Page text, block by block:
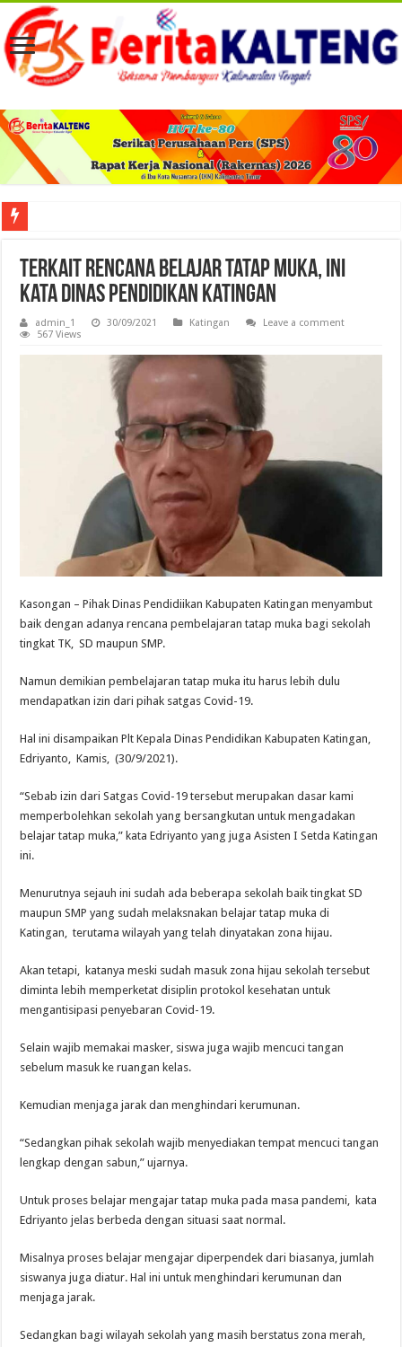
Terkait Rencana Belajar Tatap Muka, Ini
Kata Dinas Pendidikan Katingan
admin_1 30/09/2021 Katingan
Leave a comment
567 Views
Kasongan – Pihak Dinas Pendidiikan Kabupaten Katingan menyambut
baik dengan adanya rencana pembelajaran tatap muka bagi sekolah
tingkat TK, SD maupun SMP.
Namun demikian pembelajaran tatap muka itu harus lebih dulu
mendapatkan izin dari pihak satgas Covid-19.
Hal ini disampaikan Plt Kepala Dinas Pendidikan Kabupaten Katingan,
Edriyanto, Kamis, (30/9/2021).
“Sebab izin dari Satgas Covid-19 tersebut merupakan dasar kami
memperbolehkan sekolah yang bersangkutan untuk mengadakan
belajar tatap muka,” kata Edriyanto yang juga Asisten I Setda Katingan
ini.
Menurutnya sejauh ini sudah ada beberapa sekolah baik tingkat SD
maupun SMP yang sudah melaksnakan belajar tatap muka di
Katingan, terutama wilayah yang telah dinyatakan zona hijau.
Akan tetapi, katanya meski sudah masuk zona hijau sekolah tersebut
diminta lebih memperketat disiplin protokol kesehatan untuk
mengantisipasi penyebaran Covid-19.
Selain wajib memakai masker, siswa juga wajib mencuci tangan
sebelum masuk ke ruangan kelas.
Kemudian menjaga jarak dan menghindari kerumunan.
“Sedangkan pihak sekolah wajib menyediakan tempat mencuci tangan
lengkap dengan sabun,” ujarnya.
Untuk proses belajar mengajar tatap muka pada masa pandemi, kata
Edriyanto jelas berbeda dengan situasi saat normal.
Misalnya proses belajar mengajar diperpendek dari biasanya, jumlah
siswanya juga diatur. Hal ini untuk menghindari kerumunan dan
menjaga jarak.
Sedangkan bagi wilayah sekolah yang masih berstatus zona merah,